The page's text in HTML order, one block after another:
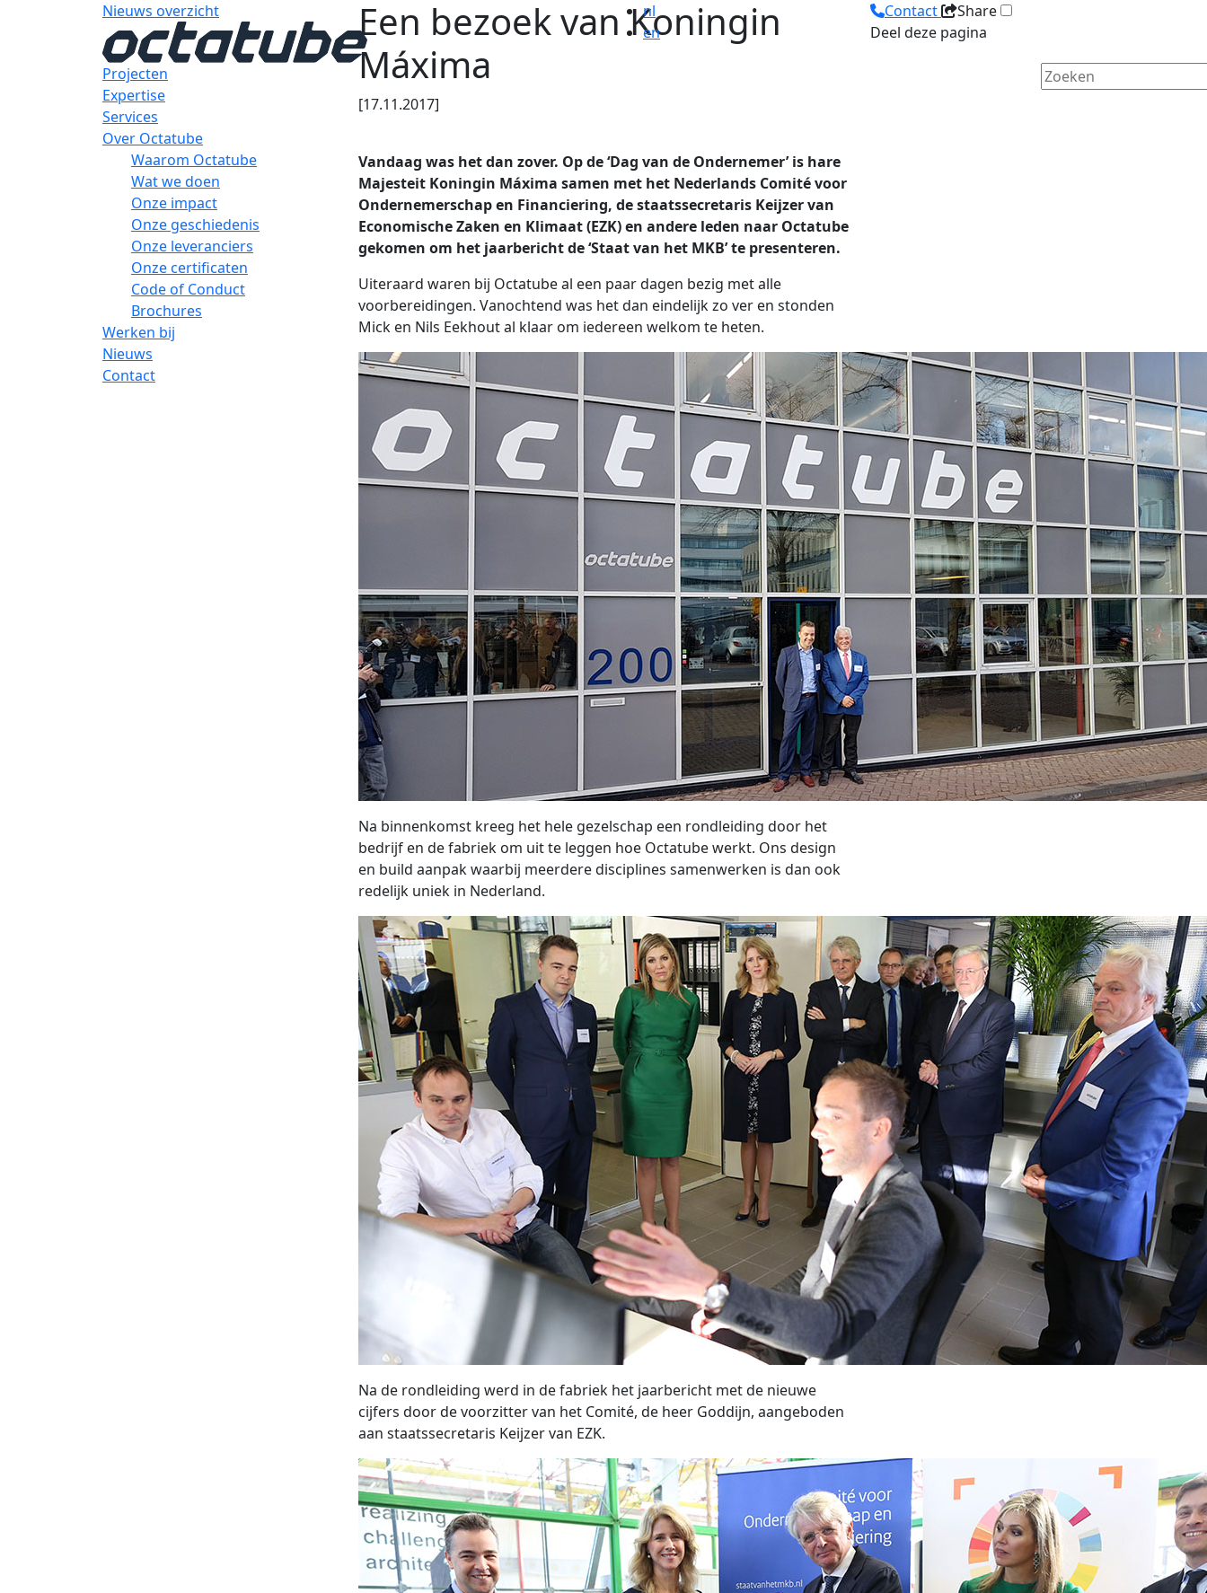
nl
en
Projecten
Expertise
Services
Over Octatube
Waarom Octatube
Wat we doen
Onze impact
Onze geschiedenis
Onze leveranciers
Onze certificaten
Code of Conduct
Brochures
Werken bij
Nieuws
Contact
Nieuws overzicht
Een bezoek van Koningin
Máxima
[17.11.2017]
Vandaag was het dan zover. Op de ‘Dag van de Ondernemer’ is hare
Majesteit Koningin Máxima samen met het Nederlands Comité voor
Ondernemerschap en Financiering, de staatssecretaris Keijzer van
Economische Zaken en Klimaat (EZK) en andere leden naar Octatube
gekomen om het jaarbericht de ‘Staat van het MKB’ te presenteren.
Uiteraard waren bij Octatube al een paar dagen bezig met alle
voorbereidingen. Vanochtend was het dan eindelijk zo ver en stonden
Mick en Nils Eekhout al klaar om iedereen welkom te heten.
Na binnenkomst kreeg het hele gezelschap een rondleiding door het
bedrijf en de fabriek om uit te leggen hoe Octatube werkt. Ons design
en build aanpak waarbij meerdere disciplines samenwerken is dan ook
redelijk uniek in Nederland.
Na de rondleiding werd in de fabriek het jaarbericht met de nieuwe
cijfers door de voorzitter van het Comité, de heer Goddijn, aangeboden
aan staatssecretaris Keijzer van EZK.
Contact
Share
Deel deze pagina